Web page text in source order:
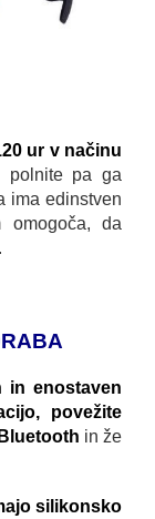
ur v načinu
polnite pa ga
ima edinstven
da
in enostaven
povežite
in že
silikonsko